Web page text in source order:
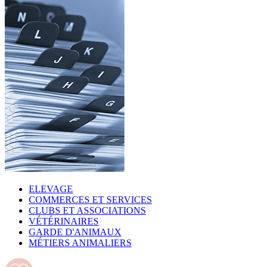
ELEVAGE
COMMERCES ET SERVICES
CLUBS ET ASSOCIATIONS
VÉTÉRINAIRES
GARDE D'ANIMAUX
MÉTIERS ANIMALIERS